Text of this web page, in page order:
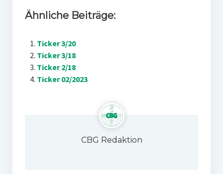
Ähnliche Beiträge:
Ticker 3/20
Ticker 3/18
Ticker 2/18
Ticker 02/2023
CBG Redaktion